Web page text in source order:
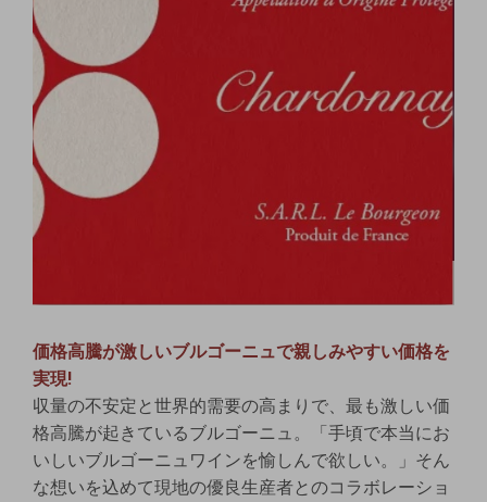
価格高騰が激しいブルゴーニュで親しみやすい価格を
実現!
収量の不安定と世界的需要の高まりで、最も激しい価
格高騰が起きているブルゴーニュ。「手頃で本当にお
いしいブルゴーニュワインを愉しんで欲しい。」そん
な想いを込めて現地の優良生産者とのコラボレーショ